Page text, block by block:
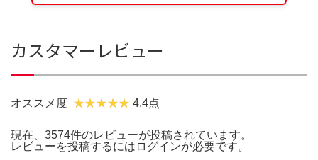
カスタマーレビュー
オススメ度 4.4点
現在、3574件のレビューが投稿されています。
レビューを投稿するには ログインが必要です。